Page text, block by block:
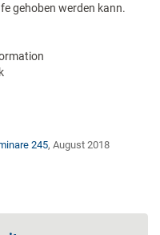
gehoben werden kann.
245, August 2018